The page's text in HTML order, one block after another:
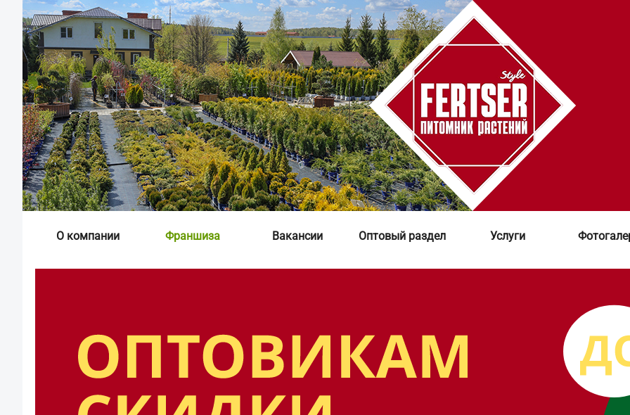
О компании Франшиза Вакансии Оптовый раздел Услуги